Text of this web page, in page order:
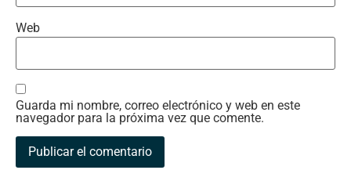
Web
Guarda mi nombre, correo electrónico y web en este
navegador para la próxima vez que comente.